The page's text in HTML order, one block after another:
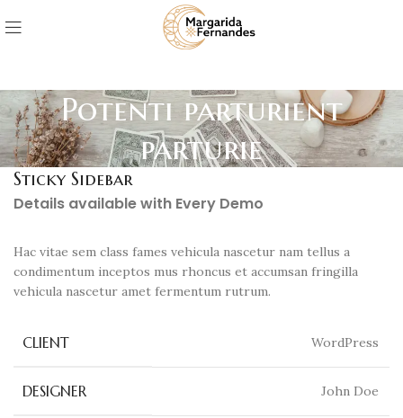
Potenti parturient
parturie
Sticky Sidebar
Details available with Every Demo
Hac vitae sem class fames vehicula nascetur nam tellus a
condimentum inceptos mus rhoncus et accumsan fringilla
vehicula nascetur amet fermentum rutrum.
CLIENT WordPress
DESIGNER John Doe